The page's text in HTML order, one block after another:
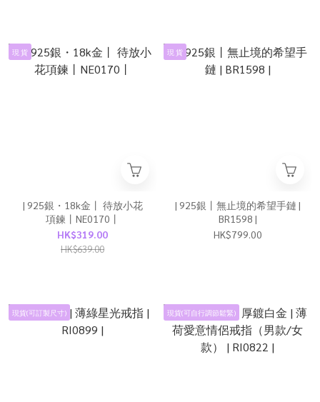
現 貨
| 925銀・18k金丨 待放小花
項鍊丨NE0170丨
HK$319.00
HK$639.00
現 貨
| 925銀丨無止境的希望手鏈 |
BR1598 |
HK$799.00
現貨(可訂製尺寸) 現貨(可自行調節鬆緊)